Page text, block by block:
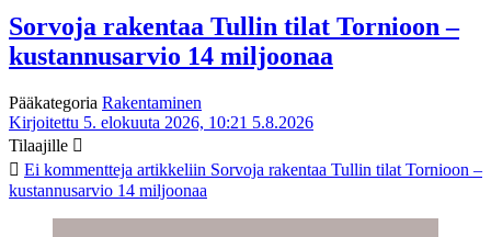
Sorvoja rakentaa Tullin tilat Tornioon –
kustannusarvio 14 miljoonaa
Pääkategoria Rakentaminen
Kirjoitettu 5. elokuuta 2026, 10:21 5.8.2026
Tilaajille
Ei kommentteja artikkeliin Sorvoja rakentaa Tullin tilat Tornioon –
kustannusarvio 14 miljoonaa